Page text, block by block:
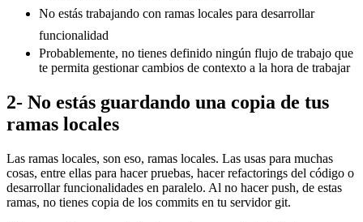
No estás trabajando con ramas locales para desarrollar
funcionalidad
Probablemente, no tienes definido ningún flujo de trabajo que
te permita gestionar cambios de contexto a la hora de trabajar
2- No estás guardando una copia de tus
ramas locales
Las ramas locales, son eso, ramas locales. Las usas para muchas
cosas, entre ellas para hacer pruebas, hacer refactorings del código o
desarrollar funcionalidades en paralelo. Al no hacer push, de estas
ramas, no tienes copia de los commits en tu servidor git.